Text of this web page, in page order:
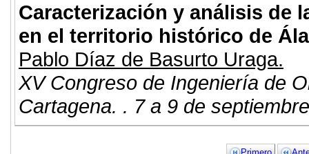
Caracterización y análisis de
en el territorio histórico de
Pablo Díaz de Basurto Uraga.
XV Congreso de Ingeniería de
Cartagena. . 7 a 9 de